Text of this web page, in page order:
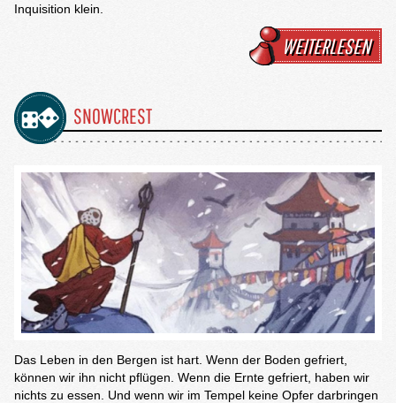
Inquisition klein.
WEITERLESEN
SNOWCREST
Das Leben in den Bergen ist hart. Wenn der Boden gefriert,
können wir ihn nicht pflügen. Wenn die Ernte gefriert, haben wir
nichts zu essen. Und wenn wir im Tempel keine Opfer darbringen